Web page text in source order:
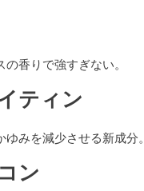
香りで強すぎない。
ティン
みを減少させる新成分。
ン